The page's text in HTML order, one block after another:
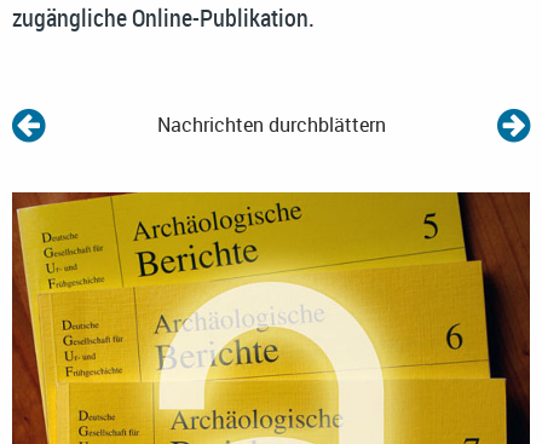
zugängliche Online-Publikation.
Nachrichten durchblättern